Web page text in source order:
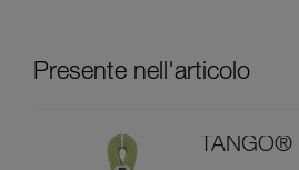
Presente nell'articolo